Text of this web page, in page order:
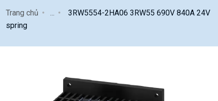
Trang chủ
3RW5554-2HA06 3RW55 690V 840A 24V
spring